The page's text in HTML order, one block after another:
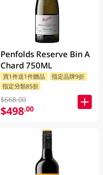
Penfolds Reserve Bin A
Chard 750ML
買1件送1件贈品
指定品牌9折
指定分類85折
$668.00
$498.00